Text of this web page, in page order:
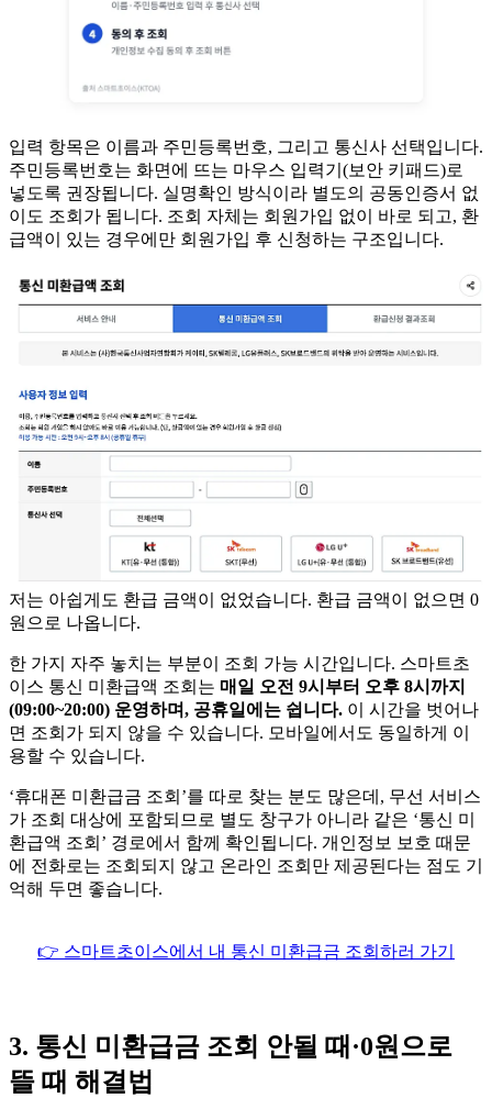
입력 항목은 이름과 주민등록번호, 그리고 통신사 선택입니다.
주민등록번호는 화면에 뜨는 마우스 입력기(보안 키패드)로
넣도록 권장됩니다. 실명확인 방식이라 별도의 공동인증서 없
이도 조회가 됩니다. 조회 자체는 회원가입 없이 바로 되고, 환
급액이 있는 경우에만 회원가입 후 신청하는 구조입니다.
저는 아쉽게도 환급 금액이 없었습니다. 환급 금액이 없으면 0
원으로 나옵니다.
한 가지 자주 놓치는 부분이 조회 가능 시간입니다. 스마트초
이스 통신 미환급액 조회는 매일 오전 9시부터 오후 8시까지
(09:00~20:00) 운영하며, 공휴일에는 쉽니다. 이 시간을 벗어나
면 조회가 되지 않을 수 있습니다. 모바일에서도 동일하게 이
용할 수 있습니다.
‘휴대폰 미환급금 조회’를 따로 찾는 분도 많은데, 무선 서비스
가 조회 대상에 포함되므로 별도 창구가 아니라 같은 ‘통신 미
환급액 조회’ 경로에서 함께 확인됩니다. 개인정보 보호 때문
에 전화로는 조회되지 않고 온라인 조회만 제공된다는 점도 기
억해 두면 좋습니다.
👉 스마트초이스에서 내 통신 미환급금 조회하러 가기
3. 통신 미환급금 조회 안될 때·0원으로
뜰 때 해결법